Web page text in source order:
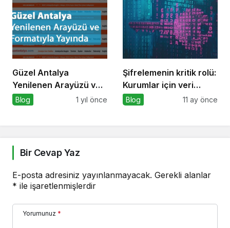
Güzel Antalya
Yenilenen Arayüzü ve
Formatıyla Yayında
Blog 1 yıl önce
Şifrelemenin kritik rolü:
Kurumlar için veri
güvenliğinin temel
Blog 11 ay önce
Bir Cevap Yaz
E-posta adresiniz yayınlanmayacak. Gerekli alanlar
* ile işaretlenmişlerdir
Yorumunuz *